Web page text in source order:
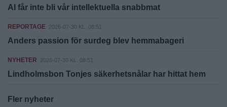
AI får inte bli vår intellektuella snabbmat
REPORTAGE 2026-07-30 KL. 08:51
Anders passion för surdeg blev hemmabageri
NYHETER 2026-07-30 KL. 08:51
Lindholmsbon Tonjes säkerhetsnålar har hittat hem
Fler nyheter